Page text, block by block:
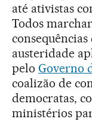
até ativistas
Todos
austeridade
pelo Governo
coalizão de
democratas,
ministérios